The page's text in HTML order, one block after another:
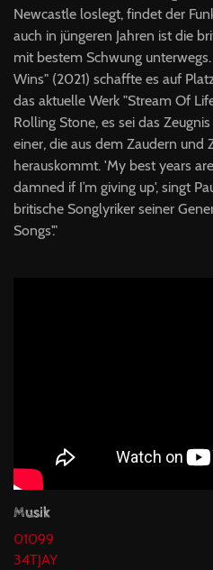
Newcastle loslegt, findet der
auch in jüngeren Jahren ist die
mit bestem Schwung
Wins" (2021) schaffte es auf
das aktuelle Werk "Stream Of
Rolling Stone, es sei das
einer, die aus dem Zaudern und
herauskommt. 'My best ­years
damned if I’m giving up', singt
britische Songlyriker seiner
Songs'."
Musik
01099
34TJAY